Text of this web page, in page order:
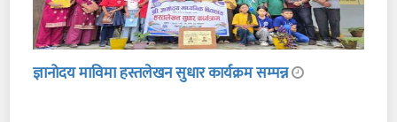
ज्ञानोदय माविमा हस्तलेखन सुधार कार्यक्रम सम्पन्न